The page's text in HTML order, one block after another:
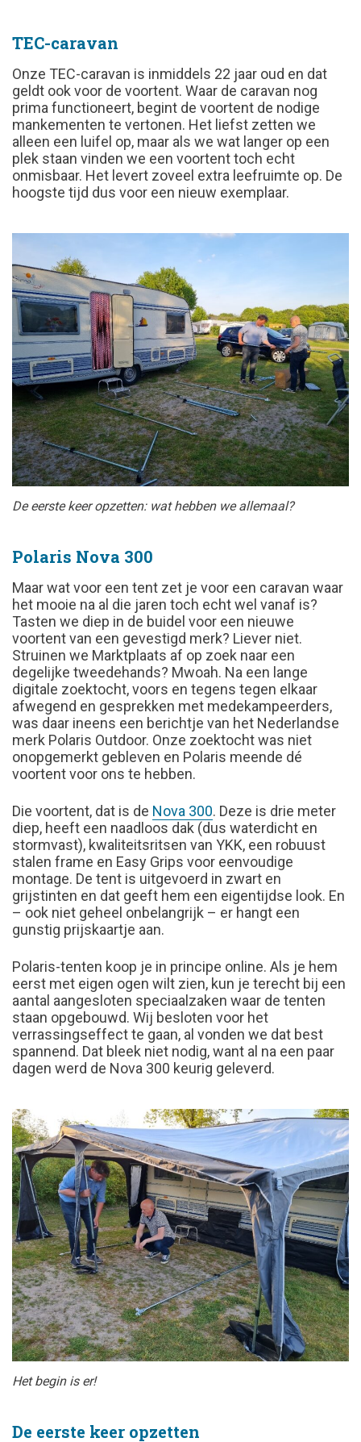
TEC-caravan
Onze TEC-caravan is inmiddels 22 jaar oud en dat
geldt ook voor de voortent. Waar de caravan nog
prima functioneert, begint de voortent de nodige
mankementen te vertonen. Het liefst zetten we
alleen een luifel op, maar als we wat langer op een
plek staan vinden we een voortent toch echt
onmisbaar. Het levert zoveel extra leefruimte op. De
hoogste tijd dus voor een nieuw exemplaar.
De eerste keer opzetten: wat hebben we allemaal?
Polaris Nova 300
Maar wat voor een tent zet je voor een caravan waar
het mooie na al die jaren toch echt wel vanaf is?
Tasten we diep in de buidel voor een nieuwe
voortent van een gevestigd merk? Liever niet.
Struinen we Marktplaats af op zoek naar een
degelijke tweedehands? Mwoah. Na een lange
digitale zoektocht, voors en tegens tegen elkaar
afwegend en gesprekken met medekampeerders,
was daar ineens een berichtje van het Nederlandse
merk Polaris Outdoor. Onze zoektocht was niet
onopgemerkt gebleven en Polaris meende dé
voortent voor ons te hebben.
Die voortent, dat is de Nova 300. Deze is drie meter
diep, heeft een naadloos dak (dus waterdicht en
stormvast), kwaliteitsritsen van YKK, een robuust
stalen frame en Easy Grips voor eenvoudige
montage. De tent is uitgevoerd in zwart en
grijstinten en dat geeft hem een eigentijdse look. En
– ook niet geheel onbelangrijk – er hangt een
gunstig prijskaartje aan.
Polaris-tenten koop je in principe online. Als je hem
eerst met eigen ogen wilt zien, kun je terecht bij een
aantal aangesloten speciaalzaken waar de tenten
staan opgebouwd. Wij besloten voor het
verrassingseffect te gaan, al vonden we dat best
spannend. Dat bleek niet nodig, want al na een paar
dagen werd de Nova 300 keurig geleverd.
Het begin is er!
De eerste keer opzetten